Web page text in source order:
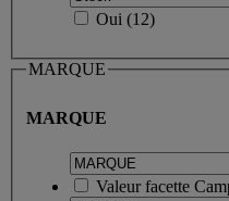
Oui (12)
MARQUE
MARQUE
Valeur facette